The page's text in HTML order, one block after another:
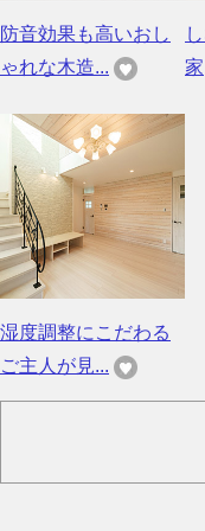
防音効果も高いおし
ゃれな木造...
家
湿度調整にこだわる
ご主人が見...